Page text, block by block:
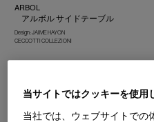
ARBOL
アルボル サイドテーブル
Design : JAIME HAYON
CECCOTTI COLLEZIONI
当サイトではクッキーを使用
当社では、ウェブサイトでの